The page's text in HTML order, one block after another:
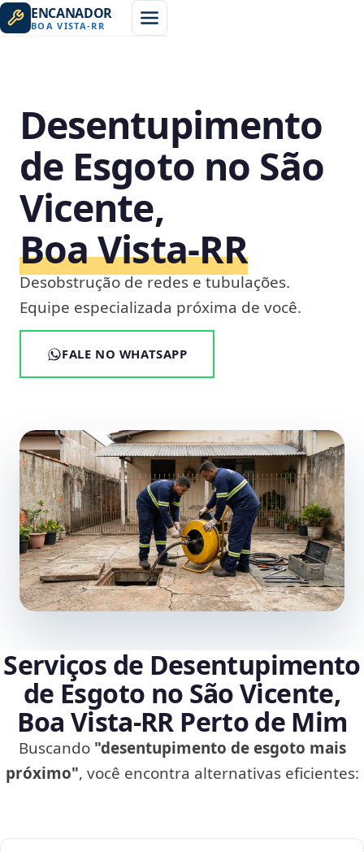
ENCANADOR
BOA VISTA-RR
Desentupimento
de Esgoto no São
Vicente,
Boa Vista‑RR
Desobstrução de redes e tubulações.
Equipe especializada próxima de você.
FALE NO WHATSAPP
Serviços de Desentupimento
de Esgoto no São Vicente,
Boa Vista‑RR Perto de Mim
Buscando "desentupimento de esgoto mais
próximo", você encontra alternativas eficientes: